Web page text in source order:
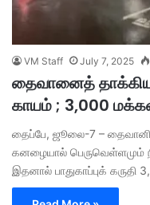
VM Staff July 7, 2025
தைவானைத் தாக்கிய
காயம் ; 3,000
தைப்பே, ஜூலை-7 –
கனழையால் பெருவெள்ளமும்
இதனால் பாதுகாப்புக் கருதி